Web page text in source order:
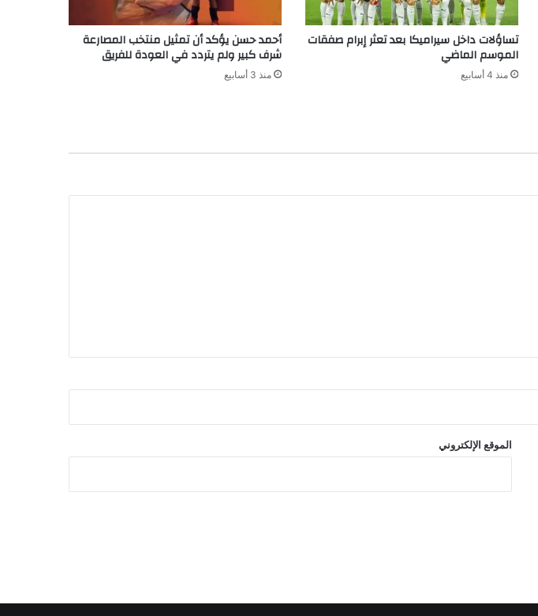
تساؤلات داخل سيراميكا بعد تعثر إبرام صفقات
الموسم الماضي
منذ 4 أسابيع
أحمد حسن يؤكد أن تمثيل منتخب المصارعة
شرف كبير ولم يتردد في العودة للفريق
منذ 3 أسابيع
الموقع الإلكتروني